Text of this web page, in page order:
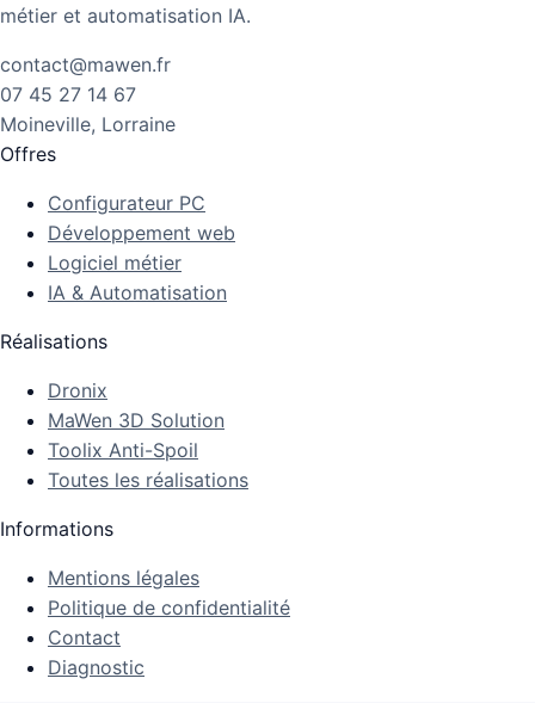
métier et automatisation IA.
contact@mawen.fr
07 45 27 14 67
Moineville, Lorraine
Offres
Configurateur PC
Développement web
Logiciel métier
IA & Automatisation
Réalisations
Dronix
MaWen 3D Solution
Toolix Anti-Spoil
Toutes les réalisations
Informations
Mentions légales
Politique de confidentialité
Contact
Diagnostic